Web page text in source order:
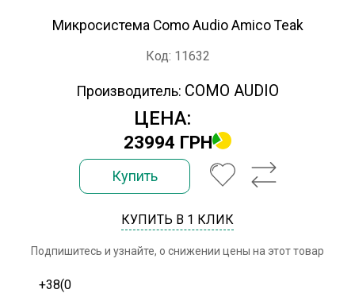
Микросистема Como Audio Amico Teak
Код: 11632
Производитель: COMO AUDIO
ЦЕНА:
23994 ГРН
Купить
КУПИТЬ В 1 КЛИК
Подпишитесь и узнайте, о снижении цены на этот товар